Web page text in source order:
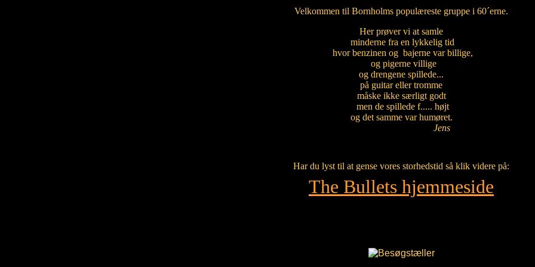
Velkommen til Bornholms populæreste gruppe i 60´erne.
Her prøver vi at samle
minderne fra en lykkelig tid
hvor benzinen og bajerne var billige,
og pigerne villige
og drengene spillede...
på guitar eller tromme
måske ikke særligt godt
men de spillede f..... højt
og det samme var humøret.
Jens
Har du lyst til at gense vores storhedstid så klik videre på:
The Bullets hjemmeside